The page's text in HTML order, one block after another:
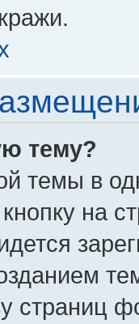
тему?
темы в
на
страниц